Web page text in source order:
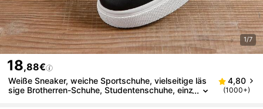
1/7
18,88€
Weiße Sneaker, weiche Sportschuhe, vielseitige läs
sige Brotherren-Schuhe, Studentenschuhe, einz
4,80
(1000+)